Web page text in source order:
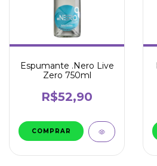
Espumante .Nero Live
Zero 750ml
R$52,90